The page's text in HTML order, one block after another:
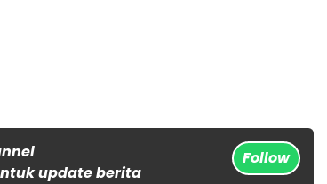
update berita
Follow